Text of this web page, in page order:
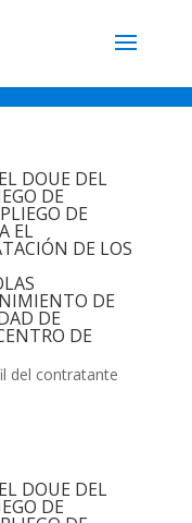
DOUE DEL
DE
DE
EL
DE LOS
DE
DE
DE
del contratante
DOUE DEL
DE